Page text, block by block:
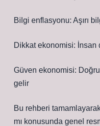
Bilgi enflasyonu: Aşırı
Dikkat ekonomisi:
Güven ekonomisi:
gelir
Bu rehberi
mı konusunda genel